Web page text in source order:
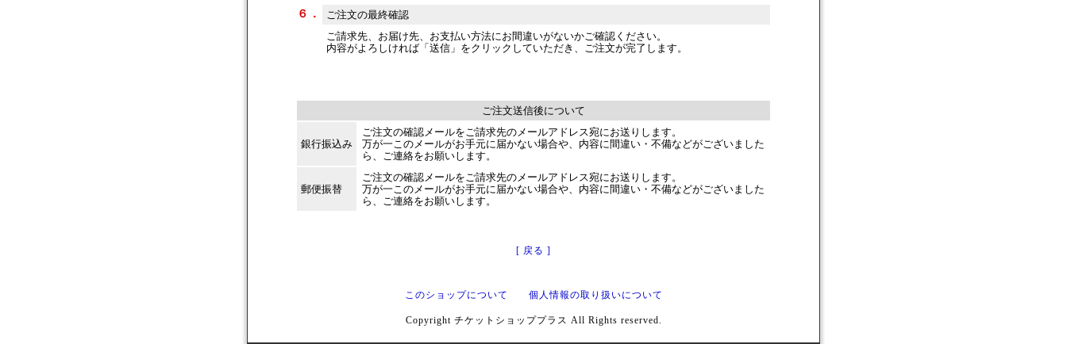
６．
ご注文の最終確認
ご請求先、お届け先、お支払い方法にお間違いがないかご確認ください。
内容がよろしければ「送信」をクリックしていただき、ご注文が完了します。
ご注文送信後について
銀行振込み
ご注文の確認メールをご請求先のメールアドレス宛にお送りします。
万が一このメールがお手元に届かない場合や、内容に間違い・不備などがございました
ら、ご連絡をお願いします。
郵便振替
ご注文の確認メールをご請求先のメールアドレス宛にお送りします。
万が一このメールがお手元に届かない場合や、内容に間違い・不備などがございました
ら、ご連絡をお願いします。
[ 戻る ]
このショップについて 個人情報の取り扱いについて
Copyright チケットショッププラス All Rights reserved.